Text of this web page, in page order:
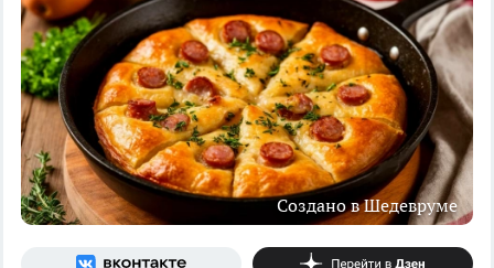
Создано в Шедевруме